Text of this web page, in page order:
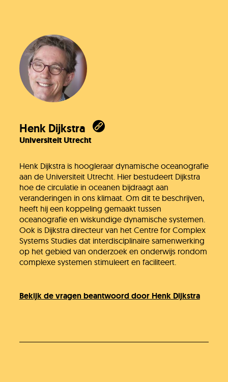
Henk Dijkstra
Universiteit Utrecht
Henk Dijkstra is hoogleraar dynamische oceanografie
aan de Universiteit Utrecht. Hier bestudeert Dijkstra
hoe de circulatie in oceanen bijdraagt aan
veranderingen in ons klimaat. Om dit te beschrijven,
heeft hij een koppeling gemaakt tussen
oceanografie en wiskundige dynamische systemen.
Ook is Dijkstra directeur van het Centre for Complex
Systems Studies dat interdisciplinaire samenwerking
op het gebied van onderzoek en onderwijs rondom
complexe systemen stimuleert en faciliteert.
Bekijk de vragen beantwoord door Henk Dijkstra